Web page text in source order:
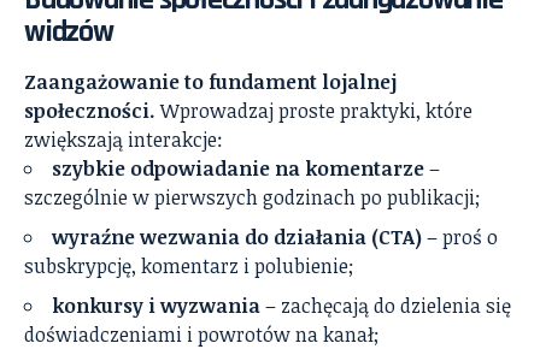
widzów
Zaangażowanie to fundament lojalnej
społeczności.Wprowadzaj proste praktyki, które
zwiększają interakcje:
szybkie odpowiadanie na komentarze–
szczególnie w pierwszych godzinach po publikacji;
wyraźne wezwania do działania (CTA)– proś o
subskrypcję, komentarz i polubienie;
konkursy i wyzwania– zachęcają do dzielenia się
doświadczeniami i powrotów na kanał;